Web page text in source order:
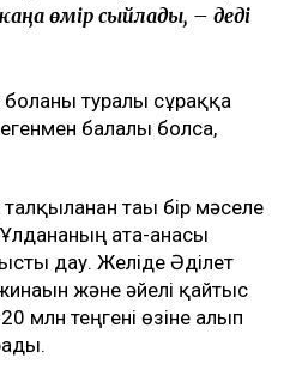
желіде оның қазіргі
әрі жақын
көп ұзамай жүкті
айтылды.
істейтін. Жұрттың
еді» деп жазып
құрбысы болған
жұмыс істегенімен,
бір ауысымға шыққан.
бірақ құрбы